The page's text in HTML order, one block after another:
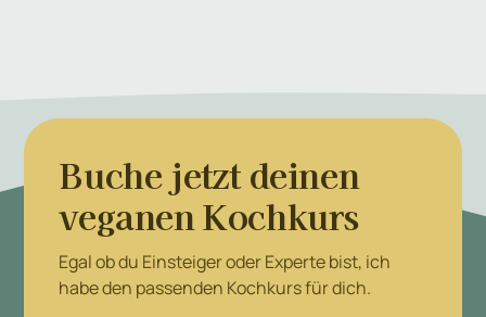
Buche jetzt deinen
veganen Kochkurs
Egal ob du Einsteiger oder Experte bist, ich
habe den passenden Kochkurs für dich.